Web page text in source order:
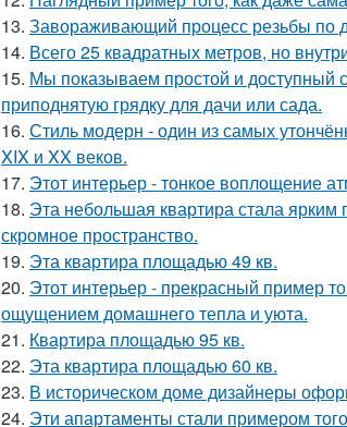
13. Завораживающий процесс резьбы по
14. Всего 25 квадратных метров, но
15. Мы показываем простой и доступный
приподнятую грядку для дачи или сада.
16. Стиль модерн - один из самых
XIX и XX веков.
17. Этот интерьер - тонкое воплощение
18. Эта небольшая квартира стала ярким
скромное пространство.
19. Эта квартира площадью 49 кв.
20. Этот интерьер - прекрасный пример
ощущением домашнего тепла и уюта.
21. Квартира площадью 95 кв.
22. Эта квартира площадью 60 кв.
23. В историческом доме дизайнеры
24. Эти апартаменты стали примером